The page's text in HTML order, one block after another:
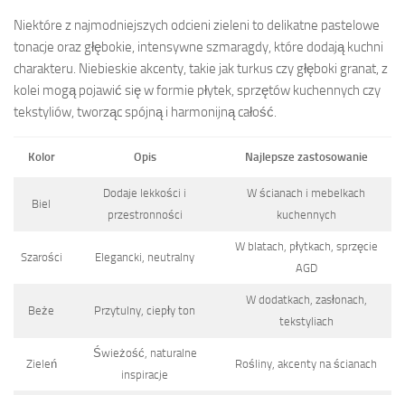
Niektóre z najmodniejszych odcieni zieleni to delikatne pastelowe
tonacje oraz głębokie, intensywne szmaragdy, które dodają kuchni
charakteru. Niebieskie akcenty, takie jak turkus czy głęboki granat, z
kolei mogą pojawić się w formie płytek, sprzętów kuchennych czy
tekstyliów, tworząc spójną i harmonijną całość.
Kolor Opis Najlepsze zastosowanie
Biel
Dodaje lekkości i
przestronności
W ścianach i mebelkach
kuchennych
Szarości Elegancki, neutralny
W blatach, płytkach, sprzęcie
AGD
Beże Przytulny, ciepły ton
W dodatkach, zasłonach,
tekstyliach
Zieleń
Świeżość, naturalne
inspiracje
Rośliny, akcenty na ścianach